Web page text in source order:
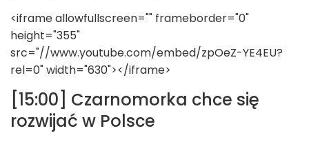
<iframe allowfullscreen="" frameborder="0"
height="355"
src="//www.youtube.com/embed/zpOeZ-YE4EU?
rel=0" width="630"></iframe>
[15:00] Czarnomorka chce się
rozwijać w Polsce